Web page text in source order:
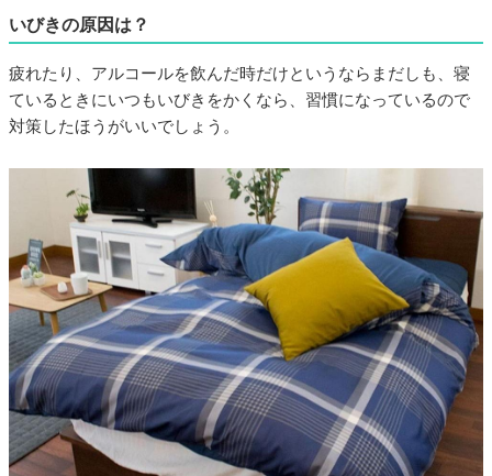
いびきの原因は？
疲れたり、アルコールを飲んだ時だけというならまだしも、寝
ているときにいつもいびきをかくなら、習慣になっているので
対策したほうがいいでしょう。